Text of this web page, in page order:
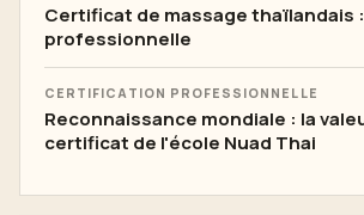
Certificat de massage thaïlandais
professionnelle
CERTIFICATION PROFESSIONNELLE
Reconnaissance mondiale : la
certificat de l'école Nuad Thai